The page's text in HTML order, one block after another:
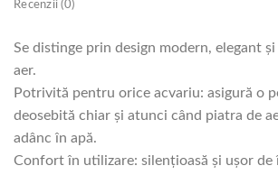
Recenzii (0)
Se distinge prin design modern, elegant
aer.
Potrivită pentru orice acvariu: asigură o
deosebită chiar și atunci când piatra de
adânc în apă.
Confort în utilizare: silențioasă și ușor